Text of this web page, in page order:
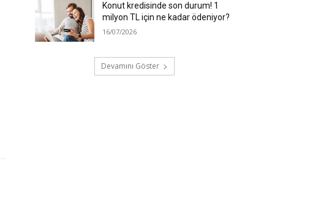
Konut kredisinde son durum! 1
milyon TL için ne kadar ödeniyor?
16/07/2026
Devamını Göster